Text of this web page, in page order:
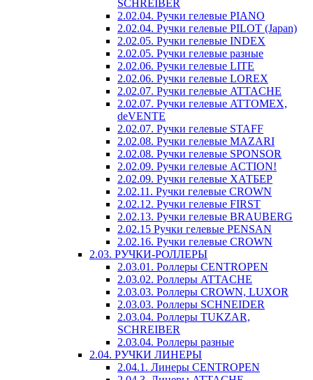
SCHREIBER
2.02.04. Ручки гелевые PIANO
2.02.04. Ручки гелевые PILOT (Japan)
2.02.05. Ручки гелевые INDEX
2.02.05. Ручки гелевые разные
2.02.06. Ручки гелевые LITE
2.02.06. Ручки гелевые LOREX
2.02.07. Ручки гелевые ATTACHE
2.02.07. Ручки гелевые ATTOMEX,
deVENTE
2.02.07. Ручки гелевые STAFF
2.02.08. Ручки гелевые MAZARI
2.02.08. Ручки гелевые SPONSOR
2.02.09. Ручки гелевые ACTION!
2.02.09. Ручки гелевые ХАТБЕР
2.02.11. Ручки гелевые CROWN
2.02.12. Ручки гелевые FIRST
2.02.13. Ручки гелевые BRAUBERG
2.02.15 Ручки гелевые PENSAN
2.02.16. Ручки гелевые CROWN
2.03. РУЧКИ-РОЛЛЕРЫ
2.03.01. Роллеры CENTROPEN
2.03.02. Роллеры ATTACHE
2.03.03. Роллеры CROWN, LUXOR
2.03.03. Роллеры SCHNEIDER
2.03.04. Роллеры TUKZAR,
SCHREIBER
2.03.04. Роллеры разные
2.04. РУЧКИ ЛИНЕРЫ
2.04.1. Линеры CENTROPEN